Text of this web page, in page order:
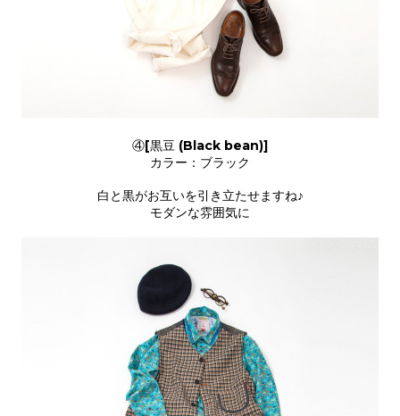
④[黒豆 (Black bean)]
カラー：ブラック
白と黒がお互いを引き立たせますね♪
モダンな雰囲気に